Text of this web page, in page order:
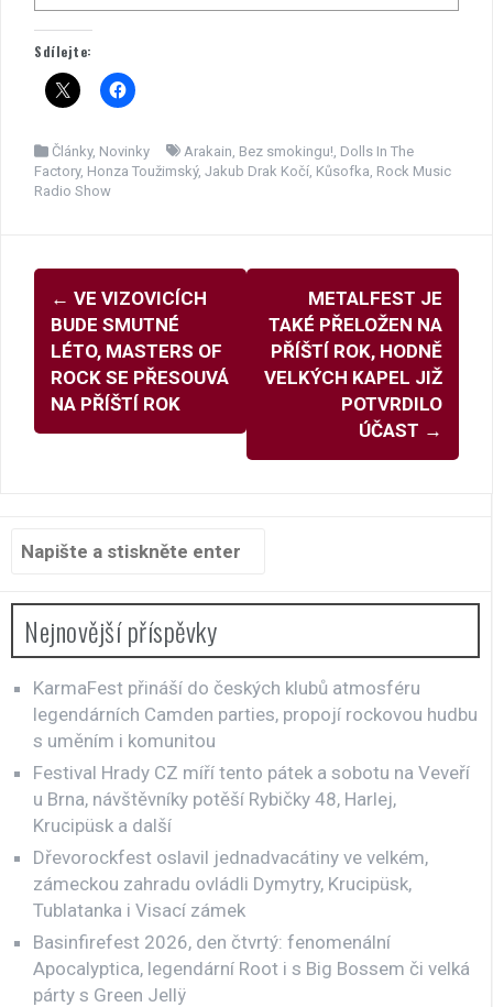
Sdílejte:
Články, Novinky Arakain Bez smokingu! Dolls In The
Factory, Honza Toužimský, Jakub Drak Kočí Kůsofka Rock Music
Radio Show
Navigace
pro
příspěvky
← VE VIZOVICÍCH
BUDE SMUTNÉ
LÉTO, MASTERS OF
ROCK SE PŘESOUVÁ
NA PŘÍŠTÍ ROK
METALFEST JE
TAKÉ PŘELOŽEN NA
PŘÍŠTÍ ROK, HODNĚ
VELKÝCH KAPEL JIŽ
POTVRDILO
ÚČAST →
Hledat:
Nejnovější příspěvky
KarmaFest přináší do českých klubů atmosféru
legendárních Camden parties, propojí rockovou hudbu
s uměním i komunitou
Festival Hrady CZ míří tento pátek a sobotu na Veveří
u Brna, návštěvníky potěší Rybičky 48, Harlej,
Krucipüsk a další
Dřevorockfest oslavil jednadvacátiny ve velkém,
zámeckou zahradu ovládli Dymytry, Krucipüsk,
Tublatanka i Visací zámek
Basinfirefest 2026, den čtvrtý: fenomenální
Apocalyptica, legendární Root i s Big Bossem či velká
párty s Green Jellÿ